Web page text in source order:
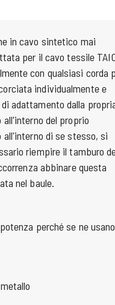
in cavo sintetico mai
per il cavo tessile
con qualsiasi corda
individualmente e
adattamento dalla
del proprio
all'interno di se stesso, si
riempire il tamburo
abbinare questa
nel baule.
perché se ne